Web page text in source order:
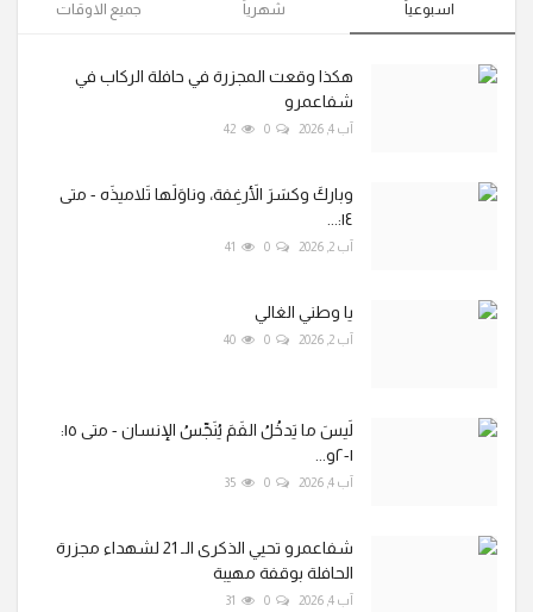
اسبوعياً شهرياً جميع الاوقات
هكذا وقعت المجزرة في حافلة الركاب في
شفاعمرو
آب 4, 2026 0
42
وباركَ وكسَرَ الأَرغِفة، وناوَلَها تَلاميذَه - متى
١٤:...
آب 2, 2026 0
41
يا وطني الغالي
آب 2, 2026 0
40
لَيسَ ما يَدخُلُ الفَمَ يُنَجِّسُ الإنسان - متى ١٥:
١-٢و...
آب 4, 2026 0
35
شفاعمرو تحيي الذكرى الـ 21 لشهداء مجزرة
الحافلة بوقفة مهيبة
آب 4, 2026 0
31